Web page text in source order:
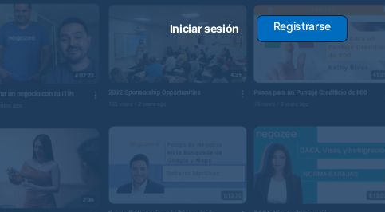
Iniciar sesión Registrarse